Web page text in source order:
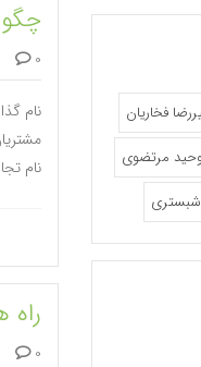
فخاریان
مرتضوی
0 دیدگاه
نام
نام تجاری تان
راه
0 دیدگاه